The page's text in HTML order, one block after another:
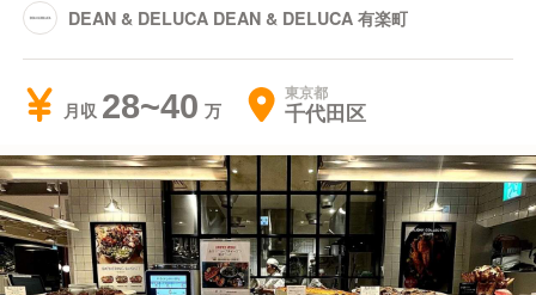
DEAN & DELUCA DEAN & DELUCA 有楽町
月収 28~40 東京都
千代田区